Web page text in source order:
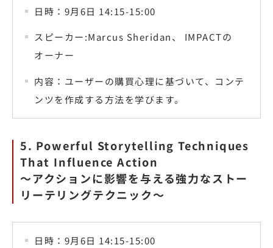
日時：9月6日 14:15-15:00
スピーカー:Marcus Sheridan、 IMPACTの
オーナー
内容：ユーザーの購買心理に基づいて、コンテ
ンツを作成する方法を学びます。
5. Powerful Storytelling Techniques
That Influence Action
〜アクションに影響を与える強力なストー
リーテリングテクニック〜
日時：9月6日 14:15-15:00